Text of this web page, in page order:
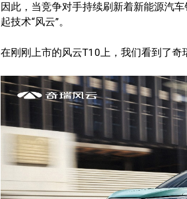
因此，当竞争对手持续刷新着新能源汽
起技术“风云”。
在刚刚上市的风云T10上，我们看到了